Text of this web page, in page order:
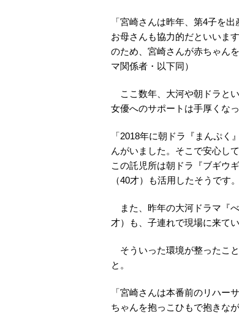
「宮崎さんは昨年、第4子を
お母さんも協力的だといいま
のため、宮崎さんが赤ちゃん
マ関係者・以下同）
ここ数年、大河や朝ドラと
女優へのサポートは手厚くなっ
「2018年に朝ドラ『まんぷ
んがいました。そこで安心し
この託児所は朝ドラ『ブギウ
（40才）も活用したそうです。
また、昨年の大河ドラマ『
才）も、子連れで現場に来て
そういった環境が整ったこ
と。
「宮崎さんは本番前のリハー
ちゃんを抱っこひもで抱きな